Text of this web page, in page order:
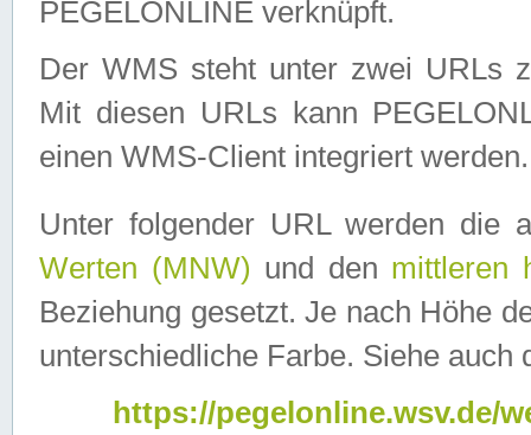
PEGELONLINE verknüpft.
Der WMS steht unter zwei URLs
Mit diesen URLs kann
einen WMS-Client integriert werden.
Unter folgender URL werden die
Werten (MNW) und den mittleren
Beziehung gesetzt. Je nach Höhe
unterschiedliche Farbe. Siehe auch
https://pegelonline.wsv.de/